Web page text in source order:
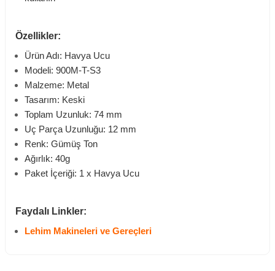
Özellikler:
Ürün Adı: Havya Ucu
Modeli: 900M-T-S3
Malzeme: Metal
Tasarım: Keski
Toplam Uzunluk: 74 mm
Uç Parça Uzunluğu: 12 mm
Renk: Gümüş Ton
Ağırlık: 40g
Paket İçeriği: 1 x Havya Ucu
Faydalı Linkler:
Lehim Makineleri ve Gereçleri